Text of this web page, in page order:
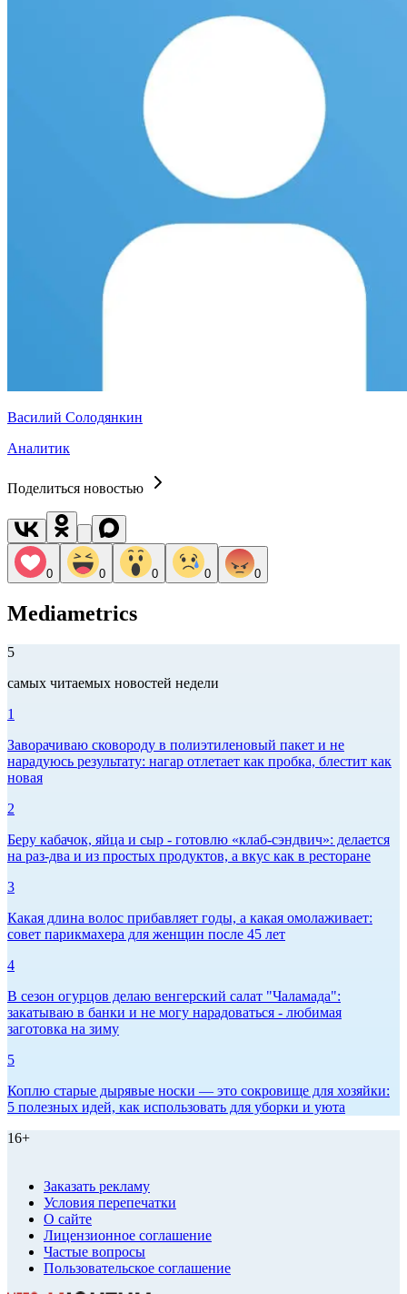
Василий Солодянкин
Аналитик
Поделиться новостью
0 0 0 0 0
Mediametrics
5
самых читаемых новостей недели
1
Заворачиваю сковороду в полиэтиленовый пакет и не
нарадуюсь результату: нагар отлетает как пробка, блестит как
новая
2
Беру кабачок, яйца и сыр - готовлю «клаб-сэндвич»: делается
на раз-два и из простых продуктов, а вкус как в ресторане
3
Какая длина волос прибавляет годы, а какая омолаживает:
совет парикмахера для женщин после 45 лет
4
В сезон огурцов делаю венгерский салат "Чаламада":
закатываю в банки и не могу нарадоваться - любимая
заготовка на зиму
5
Коплю старые дырявые носки — это сокровище для хозяйки:
5 полезных идей, как использовать для уборки и уюта
16+
Заказать рекламу
Условия перепечатки
О сайте
Лицензионное соглашение
Частые вопросы
Пользовательское соглашение